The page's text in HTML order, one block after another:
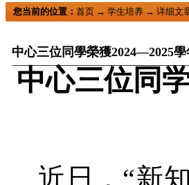
您当前的位置：首页 →学生培养 →详细文
中心三位同學榮獲2024—2025
中心三位同
近日， “新